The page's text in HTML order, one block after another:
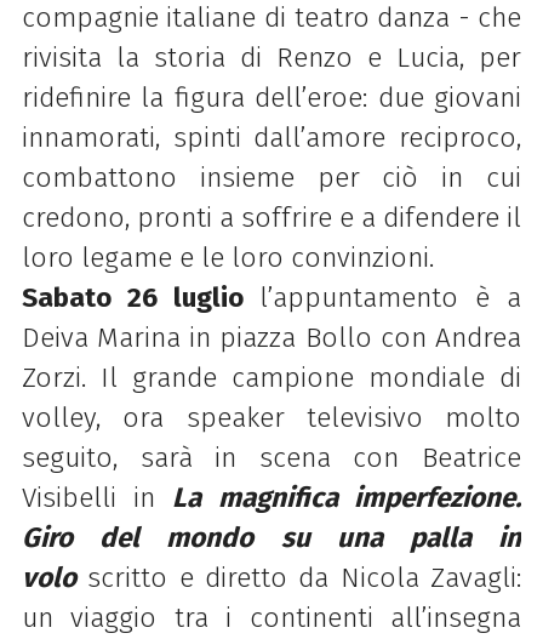
compagnie italiane di teatro danza - che
rivisita la storia di Renzo e Lucia, per
ridefinire la figura dell’eroe: due giovani
innamorati, spinti dall’amore reciproco,
combattono insieme per ciò in cui
credono, pronti a soffrire e a difendere il
loro legame e le loro convinzioni.
Sabato 26 lugliol’appuntamento è a
Deiva Marina in piazza Bollo con Andrea
Zorzi. Il grande campione mondiale di
volley, ora speaker televisivo molto
seguito, sarà in scena con Beatrice
Visibelli in
La magnifica imperfezione.
Giro del mondo su una palla in
voloscritto e diretto da Nicola Zavagli:
unviaggio tra i continenti all’insegna